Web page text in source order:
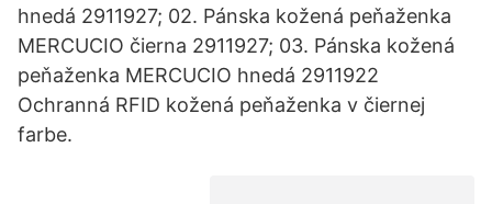
hnedá 2911927; 02. Pánska kožená peňaženka
MERCUCIO čierna 2911927; 03. Pánska kožená
peňaženka MERCUCIO hnedá 2911922
Ochranná RFID kožená peňaženka v čiernej
farbe.